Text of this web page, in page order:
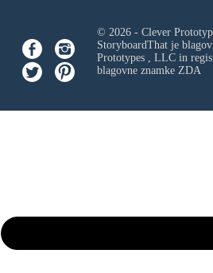
© 2026 - Clever
StoryboardThat je
Prototypes , LLCin
blagovne znamke ZDA